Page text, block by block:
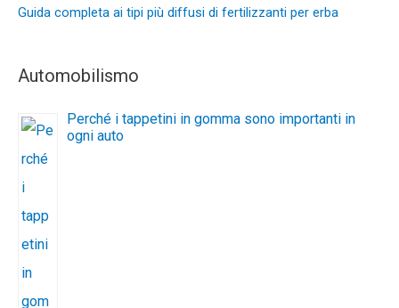
Guida completa ai tipi più diffusi di fertilizzanti per erba
Automobilismo
Perché i tappetini in gomma sono importanti in
ogni auto